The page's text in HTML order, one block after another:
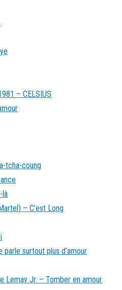
– CELSIUS
tcha-coung
là
– C’est Long
surtout plus d’amour
Lemay Jr. – Tomber en amour